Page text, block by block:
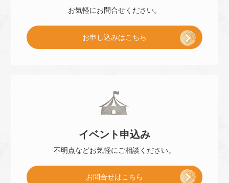
予
お気軽にお問合せください。
プ
お申し込みはこちら
イベント 申込み
不明点などお気軽に ご相談ください。
お問合せはこちら